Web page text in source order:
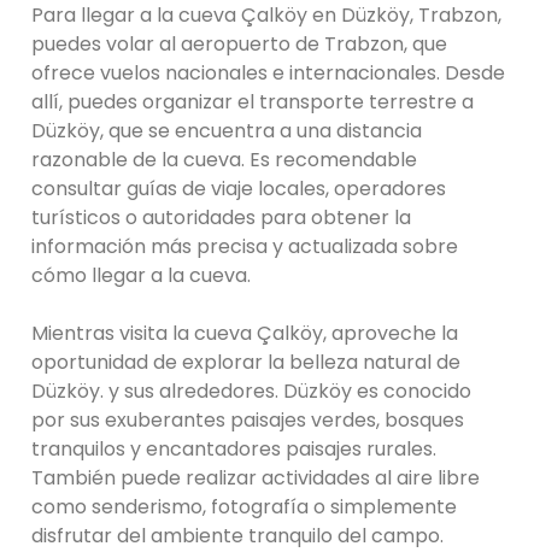
Para llegar a la cueva Çalköy en Düzköy, Trabzon,
puedes volar al aeropuerto de Trabzon, que
ofrece vuelos nacionales e internacionales. Desde
allí, puedes organizar el transporte terrestre a
Düzköy, que se encuentra a una distancia
razonable de la cueva. Es recomendable
consultar guías de viaje locales, operadores
turísticos o autoridades para obtener la
información más precisa y actualizada sobre
cómo llegar a la cueva.
Mientras visita la cueva Çalköy, aproveche la
oportunidad de explorar la belleza natural de
Düzköy. y sus alrededores. Düzköy es conocido
por sus exuberantes paisajes verdes, bosques
tranquilos y encantadores paisajes rurales.
También puede realizar actividades al aire libre
como senderismo, fotografía o simplemente
disfrutar del ambiente tranquilo del campo.